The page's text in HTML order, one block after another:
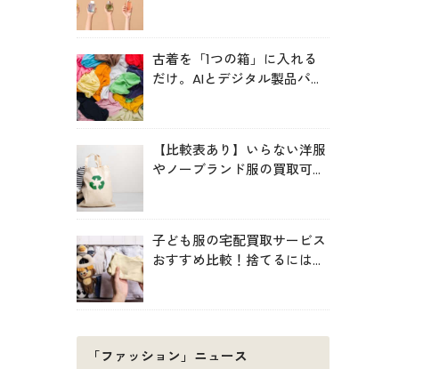
古着を「1つの箱」に入れる
だけ。AIとデジタル製品パス
【比較表あり】いらない洋服
やノーブランド服の買取可能
子ども服の宅配買取サービス
おすすめ比較！捨てるにはも
「ファッション」ニュース